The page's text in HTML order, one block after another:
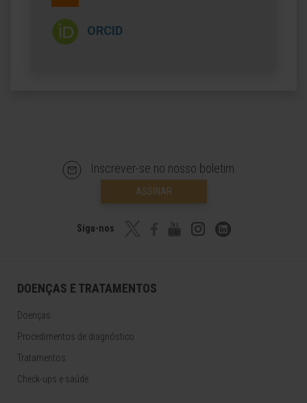
ORCID
Inscrever-se no nosso boletim
ASSINAR
Siga-nos
DOENÇAS E TRATAMENTOS
Doenças
Procedimentos de diagnóstico
Tratamentos
Check-ups e saúde